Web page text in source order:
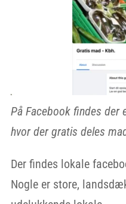
På Facebook findes der
hvor der gratis deles
Der findes lokale
Nogle er store,